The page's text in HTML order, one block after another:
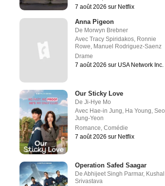
7 août 2026 sur Netflix
Anna Pigeon
De Morwyn Brebner
Avec Tracy Spiridakos, Ronnie
Rowe, Manuel Rodriguez-Saenz
Drame
7 août 2026 sur USA Network Inc.
Our Sticky Love
De Ji-Hye Mo
Avec Hae-in Jung, Ha Young, Seo
Jung-Yeon
Romance, Comédie
7 août 2026 sur Netflix
Operation Safed Saagar
De Abhijeet Singh Parmar, Kushal
Srivastava